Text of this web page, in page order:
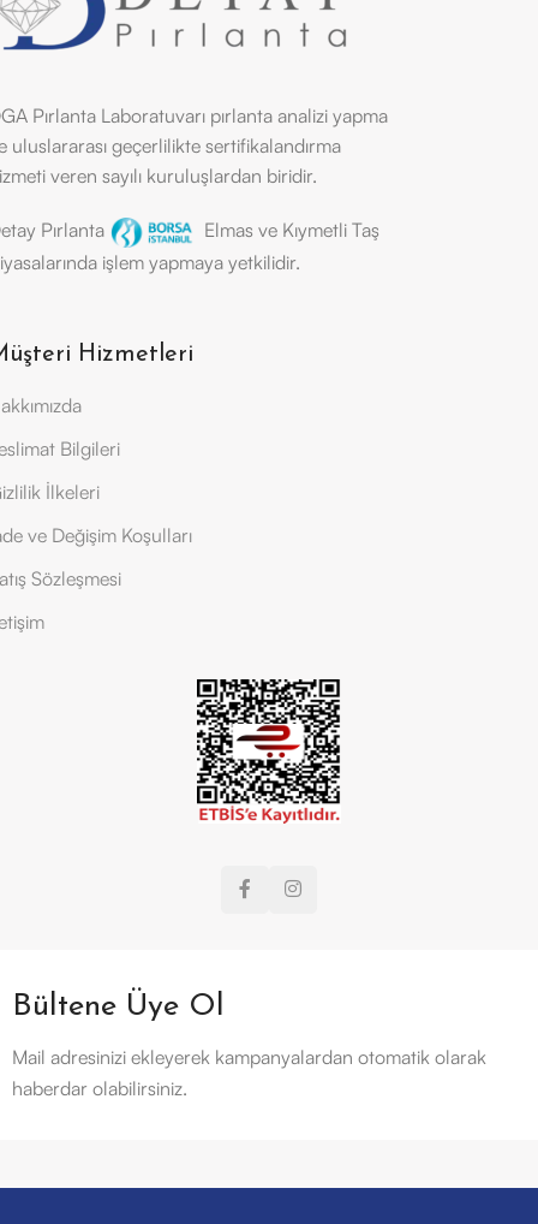
Pırlanta Laboratuvarı pırlanta analizi yapma
uluslararası geçerlilikte sertifikalandırma
veren sayılı kuruluşlardan biridir.
Pırlanta
Elmas ve Kıymetli Taş
işlem yapmaya yetkilidir.
Hizmetleri
Bilgileri
İlkeleri
ve Değişim Koşulları
Sözleşmesi
Bültene Üye Ol
Mail adresinizi ekleyerek kampanyalardan otomatik olarak
haberdar olabilirsiniz.